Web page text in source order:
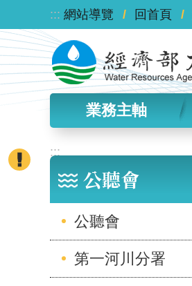
跳到主要內容區塊
::: 網站導覽 回首頁
業務主軸
:::
公聽會
公聽會
第一河川分署